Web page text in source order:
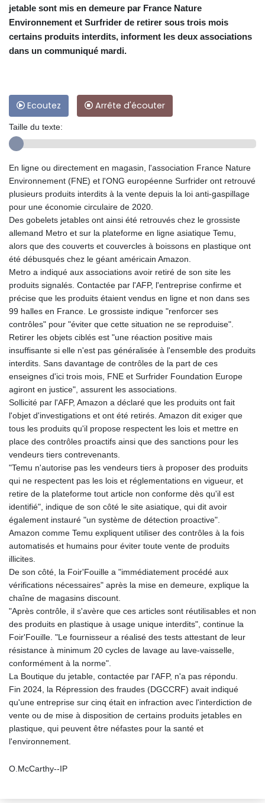
jetable sont mis en demeure par France Nature
Environnement et Surfrider de retirer sous trois mois
certains produits interdits, informent les deux associations
dans un communiqué mardi.
Ecoutez Arrête d'écouter
Taille du texte:
En ligne ou directement en magasin, l'association France Nature
Environnement (FNE) et l'ONG européenne Surfrider ont retrouvé
plusieurs produits interdits à la vente depuis la loi anti-gaspillage
pour une économie circulaire de 2020.
Des gobelets jetables ont ainsi été retrouvés chez le grossiste
allemand Metro et sur la plateforme en ligne asiatique Temu,
alors que des couverts et couvercles à boissons en plastique ont
été débusqués chez le géant américain Amazon.
Metro a indiqué aux associations avoir retiré de son site les
produits signalés. Contactée par l'AFP, l'entreprise confirme et
précise que les produits étaient vendus en ligne et non dans ses
99 halles en France. Le grossiste indique "renforcer ses
contrôles" pour "éviter que cette situation ne se reproduise".
Retirer les objets ciblés est "une réaction positive mais
insuffisante si elle n'est pas généralisée à l'ensemble des produits
interdits. Sans davantage de contrôles de la part de ces
enseignes d'ici trois mois, FNE et Surfrider Foundation Europe
agiront en justice", assurent les associations.
Sollicité par l'AFP, Amazon a déclaré que les produits ont fait
l'objet d'investigations et ont été retirés. Amazon dit exiger que
tous les produits qu'il propose respectent les lois et mettre en
place des contrôles proactifs ainsi que des sanctions pour les
vendeurs tiers contrevenants.
"Temu n'autorise pas les vendeurs tiers à proposer des produits
qui ne respectent pas les lois et réglementations en vigueur, et
retire de la plateforme tout article non conforme dès qu'il est
identifié", indique de son côté le site asiatique, qui dit avoir
également instauré "un système de détection proactive".
Amazon comme Temu expliquent utiliser des contrôles à la fois
automatisés et humains pour éviter toute vente de produits
illicites.
De son côté, la Foir'Fouille a "immédiatement procédé aux
vérifications nécessaires" après la mise en demeure, explique la
chaîne de magasins discount.
"Après contrôle, il s'avère que ces articles sont réutilisables et non
des produits en plastique à usage unique interdits", continue la
Foir'Fouille. "Le fournisseur a réalisé des tests attestant de leur
résistance à minimum 20 cycles de lavage au lave-vaisselle,
conformément à la norme".
La Boutique du jetable, contactée par l'AFP, n'a pas répondu.
Fin 2024, la Répression des fraudes (DGCCRF) avait indiqué
qu'une entreprise sur cinq était en infraction avec l'interdiction de
vente ou de mise à disposition de certains produits jetables en
plastique, qui peuvent être néfastes pour la santé et
l'environnement.
O.McCarthy--IP